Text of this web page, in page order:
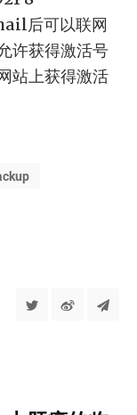
后可以联网
许获得激活号
站上获得激活